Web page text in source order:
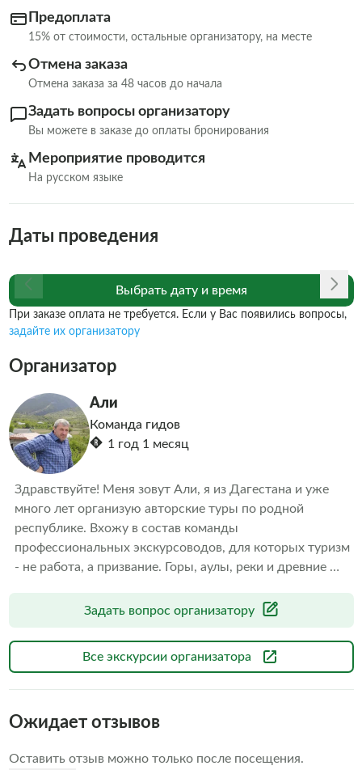
Предоплата
15% от стоимости, остальные организатору, на месте
Отмена заказа
Отмена заказа за 48 часов до начала
Задать вопросы организатору
Вы можете в заказе до оплаты бронирования
Мероприятие проводится
На русском языке
Даты проведения
Выбрать дату и время
При заказе оплата не требуется. Если у Вас появились вопросы,
задайте их организатору
Организатор
Али
Команда гидов
1 год 1 месяц
Здравствуйте! Меня зовут Али, я из Дагестана и уже
много лет организую авторские туры по родной
республике. Вхожу в состав команды
профессиональных экскурсоводов, для которых туризм
- не работа, а призвание. Горы, аулы, реки и древние
делюсь этой красотой с теми, кто готов открыть для
путеводителям, а по своему опыту. Я вырос здесь,
прошел десятки маршрутов и изучил все скрытые
где продумано все: от дороги и питания до атмосферы
Мы путешествуем на удобной машине, отправляемся в
Задать вопрос организатору
Все экскурсии организатора
Ожидает отзывов
Оставить отзыв можно только после посещения.